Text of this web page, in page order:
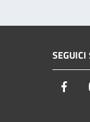
SEGUICI